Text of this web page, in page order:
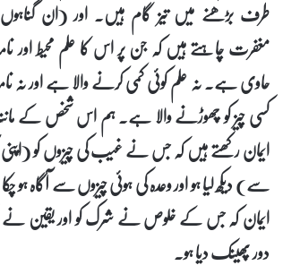
طرف بڑھنے میں تیز گام ہیں۔ اور (ان
مغفرت چاہتے ہیں کہ جن پر اس کا علم محیط اور
حاوی ہے۔ نہ علم کوئی کمی کرنے والا ہے اور نہ
کسی چیز کو چھوڑنے والا ہے۔ ہم اس شخص کے
ایمان رکھتے ہیں کہ جس نے غیب کی چیزوں کو
سے) دیکھ لیا ہو اور وعدہ کی ہوئی چیزوں سے آگاہ ہو
ایمان کہ جس کے خلوص نے شرک کو اور یقین
دور پھینک دیا ہو۔